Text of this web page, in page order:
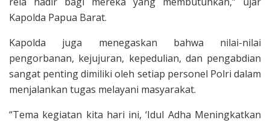
Kapolda Papua Barat.
Kapolda juga menegaskan bahwa nilai-nilai
pengorbanan, kejujuran, kepedulian, dan pengabdian
sangat penting dimiliki oleh setiap personel Polri dalam
menjalankan tugas melayani masyarakat.
“Tema kegiatan kita hari ini, ‘Idul Adha Meningkatkan